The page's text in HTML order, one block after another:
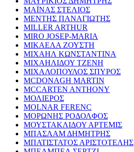
ΜΑΪΝΑΣ ΣΤΕΛΙΟΣ
ΜΕΝΤΗΣ ΠΑΝΑΓΙΩΤΗΣ
MILLER ARTHUR
MIRO JOSEP-MARIA
ΜΙΚΑΕΛΑ ΖΟΥΣΤΗ
ΜΙΧΑΗΛ ΚΩΝΣΤΑΝΤΙΝΑ
ΜΙΧΑΗΛΙΔΟΥ ΤΖΕΝΗ
ΜΙΧΑΛΟΠΟΥΛΟΣ ΣΠΥΡΟΣ
MCDONAGH MARTIN
MCCARTEN ANTHONY
ΜΟΛΙΕΡΟΣ
MOLNAR FERENC
ΜΟΡΩΝΗΣ ΡΟΔΟΛΦΟΣ
ΜΟΥΣΤΑΚΛΙΔΟΥ ΑΡΤΕΜΙΣ
ΜΠΑΣΛΑΜ ΔΗΜΗΤΡΗΣ
ΜΠΑΤΙΣΤΑΤΟΣ ΑΡΙΣΤΟΤΕΛΗΣ